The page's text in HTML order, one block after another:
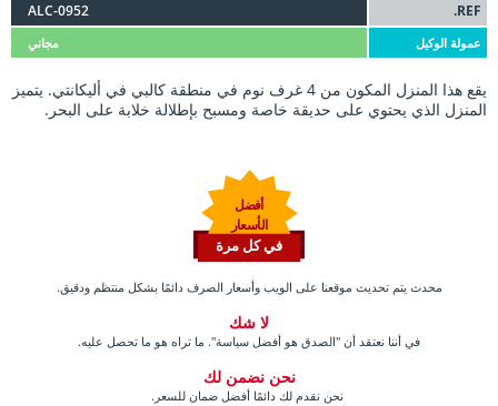
REF.
ALC-0952
عمولة الوكيل مجاني
يقع هذا المنزل المكون من 4 غرف نوم في منطقة كالبي في أليكانتي. يتميز
المنزل الذي يحتوي على حديقة خاصة ومسبح بإطلالة خلابة على البحر.
أفضل
الأسعار
في كل مرة
محدث يتم تحديث موقعنا على الويب وأسعار الصرف دائمًا بشكل منتظم ودقيق.
لا شك
في أننا نعتقد أن "الصدق هو أفضل سياسة". ما تراه هو ما تحصل عليه.
نحن نضمن لك
نحن نقدم لك دائمًا أفضل ضمان للسعر.